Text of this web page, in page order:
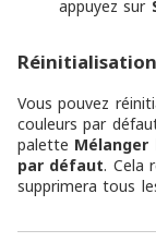
appuyez sur
Vous pouvez
couleurs par
palette Mélanger
par défaut. Cela
supprimera tous